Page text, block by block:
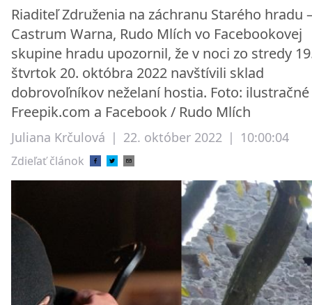
Riaditeľ Združenia na záchranu Starého hradu
Castrum Warna, Rudo Mlích vo Facebookovej
skupine hradu upozornil, že v noci zo stredy
štvrtok 20. októbra 2022 navštívili sklad
dobrovoľníkov neželaní hostia. Foto:
Freepik.com a Facebook / Rudo Mlích
Juliana Krčulová | 22. október 2022 | 10:00:04
Zdieľať článok